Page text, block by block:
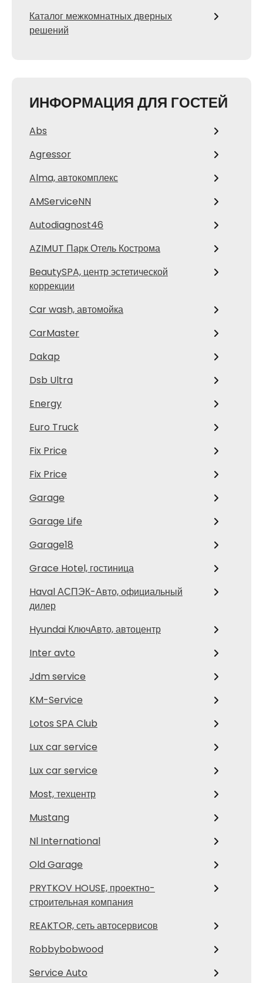
Каталог межкомнатных дверных
решений
ИНФОРМАЦИЯ ДЛЯ ГОСТЕЙ
Abs
Agressor
Alma, автокомплекс
AMServiceNN
Autodiagnost46
AZIMUT Парк Отель Кострома
BeautySPA, центр эстетической
коррекции
Car wash, автомойка
CarMaster
Dakap
Dsb Ultra
Energy
Euro Truck
Fix Price
Fix Price
Garage
Garage Life
Garage18
Grace Hotel, гостиница
Haval АСПЭК-Авто, официальный
дилер
Hyundai КлючАвто, автоцентр
Inter avto
Jdm service
KM-Service
Lotos SPA Club
Lux car service
Lux car service
Most, техцентр
Mustang
Nl International
Old Garage
PRYTKOV HOUSE, проектно-
строительная компания
REAKTOR, сеть автосервисов
Robbybobwood
Service Auto